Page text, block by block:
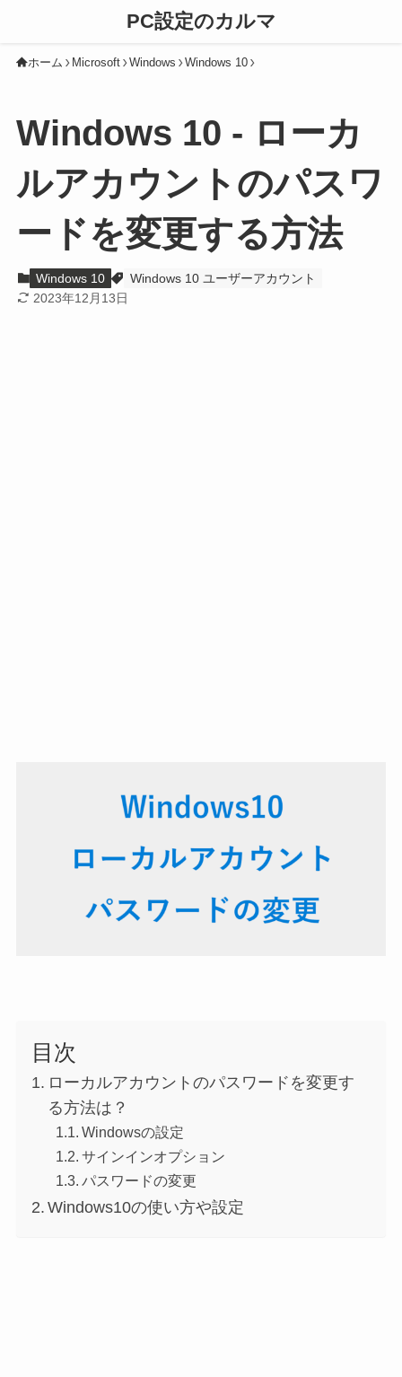
PC設定のカルマ
ホーム Microsoft Windows Windows 10
Windows 10 - ローカ
ルアカウントのパスワ
ードを変更する方法
Windows 10
Windows 10 ユーザーアカウント
2023年12月13日
目次
ローカルアカウントのパスワードを変更す
る方法は？
Windowsの設定
サインインオプション
パスワードの変更
Windows10の使い方や設定